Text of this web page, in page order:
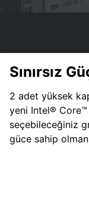
Sınırsız
2 adet yüksek
yeni Intel®
seçebileceğiniz
güce sahip